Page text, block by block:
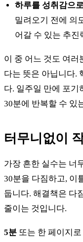
하루를 성취감으
밀려오기 전에 의
어갈 수 있는 추진
이 중 어느 것도 여러
다는 뜻은 아닙니다.
다. 일주일 만에 포기
30분에 반복할 수 있
터무니없이
가장 흔한 실수는 너
30분을 다짐하고, 이
둡니다. 해결책은 다
줄이는 것입니다.
5분 또는 한 페이지